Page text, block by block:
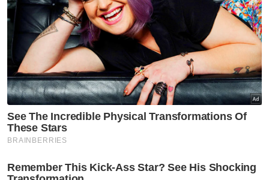
Syarikat
Mengulas lanjut mengenai kenyataan itu,
Asrullah Affendi berkata, setiap tahun
ladang-ladang milik peneroka Felda dan FGV
melalui proses pemeriksaan pensijilan Minyak
Sawit Mampan (MSPO) dan pensijilan
Rundingan Meja Bulat Mengenai Minyak
Sawit Mampan (RSPO) dengan pelbagai
prosedur operasi standard (SOP) ditetapkan
pihak berkaitan agar kualiti serta
pengeluaran sawit dapat dikawal sebaiknya.